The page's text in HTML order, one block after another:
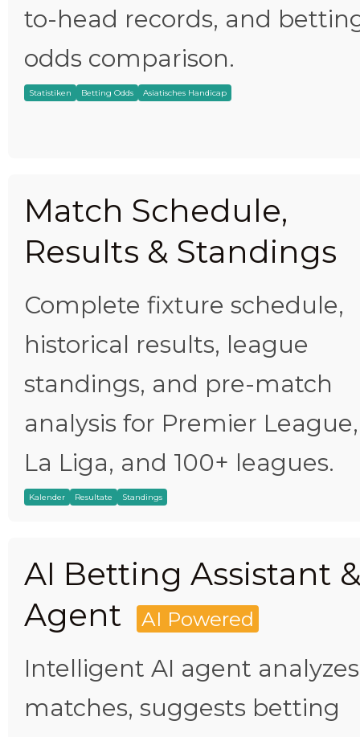
to-head records, and
odds comparison.
Statistiken Betting Odds Asiatisches Handicap
Match Schedule,
Results & Standings
Complete fixture schedule,
historical results, league
standings, and pre-match
analysis for Premier League,
La Liga, and 100+ leagues.
Kalender Resultate Standings
AI Betting Assistant
Agent
AI Powered
Intelligent AI agent analyzes
matches, suggests betting